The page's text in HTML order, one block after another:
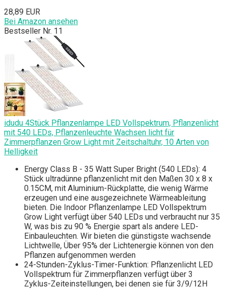
28,89 EUR
Bei Amazon ansehen
Bestseller Nr. 11
idudu 4Stück Pflanzenlampe LED Vollspektrum, Pflanzenlicht
mit 540 LEDs, Pflanzenleuchte Wachsen licht für
Zimmerpflanzen Grow Light mit Zeitschaltuhr, 10 Arten von
Helligkeit
Energy Class B - 35 Watt Super Bright (540 LEDs): 4
Stück ultradünne pflanzenlicht mit den Maßen 30 x 8 x
0.15CM, mit Aluminium-Rückplatte, die wenig Wärme
erzeugen und eine ausgezeichnete Wärmeableitung
bieten. Die Indoor Pflanzenlampe LED Vollspektrum
Grow Light verfügt über 540 LEDs und verbraucht nur 35
W, was bis zu 90 % Energie spart als andere LED-
Einbauleuchten. Wir bieten die günstigste wachsende
Lichtwelle, Über 95% der Lichtenergie können von den
Pflanzen aufgenommen werden
24-Stunden-Zyklus-Timer-Funktion: Pflanzenlicht LED
Vollspektrum für Zimmerpflanzen verfügt über 3
Zyklus-Zeiteinstellungen, bei denen sie für 3/9/12H